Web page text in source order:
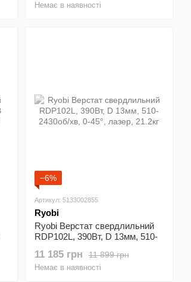
Немає в наявності
−6%
Артикул: 5133002855
Ryobi
Ryobi Верстат свердлильний
RDP102L, 390Вт, D 13мм, 510-
11 899 грн
11 185 грн
Немає в наявності